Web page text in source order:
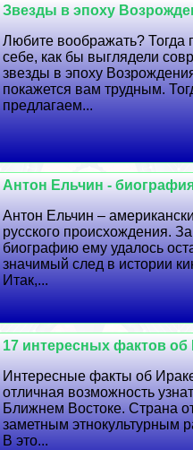
Звезды в эпоху
Любите воображать? Тогда
себе, как бы выглядели
звезды в эпоху
покажется вам трудным.
предлагаем...
Антон Ельчин -
Антон Ельчин –
русского происхождения.
биографию ему удалось
значимый след в истории
Итак,...
17 интересных фактов об
Интересные факты об
отличная возможность
Ближнем Востоке. Страна
заметным этнокультурным
В это...